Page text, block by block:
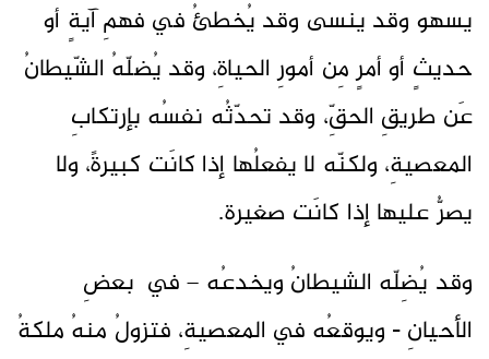
يسهو وقد ينسى وقد يُخطئُ في فهمِ آيةٍ أو
حديثٍ أو أمرٍ مِن أمورِ الحياةِ، وقد يُضلّهُ الشّيطانُ
عَن طريقِ الحقِّ، وقد تحدّثُه نفسُه بإرتكابِ
المعصيةِ، ولكنّه لا يفعلُها إذا كانَت كبيرةً، ولا
يصرُّ عليها إذا كانَت صغيرة.
وقد يُضِلّه الشيطانُ ويخدعُه – في بعضِ
الأحيانِ - ويوقعُه في المعصيةِ، فتزولُ منهُ ملكةُ